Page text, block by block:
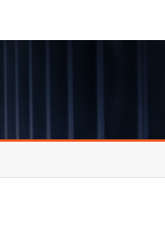
호남권연구본부
기획본부